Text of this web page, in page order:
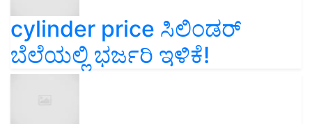
cylinder price ಸಿಲಿಂಡರ್‌
ಬೆಲೆಯಲ್ಲಿ ಭರ್ಜರಿ ಇಳಿಕೆ!